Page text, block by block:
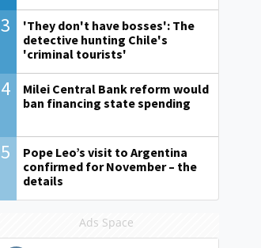
3
'They don't have bosses': The
detective hunting Chile's
'criminal tourists'
4
Milei Central Bank reform would
ban financing state spending
5
Pope Leo’s visit to Argentina
confirmed for November – the
details
Ads Space